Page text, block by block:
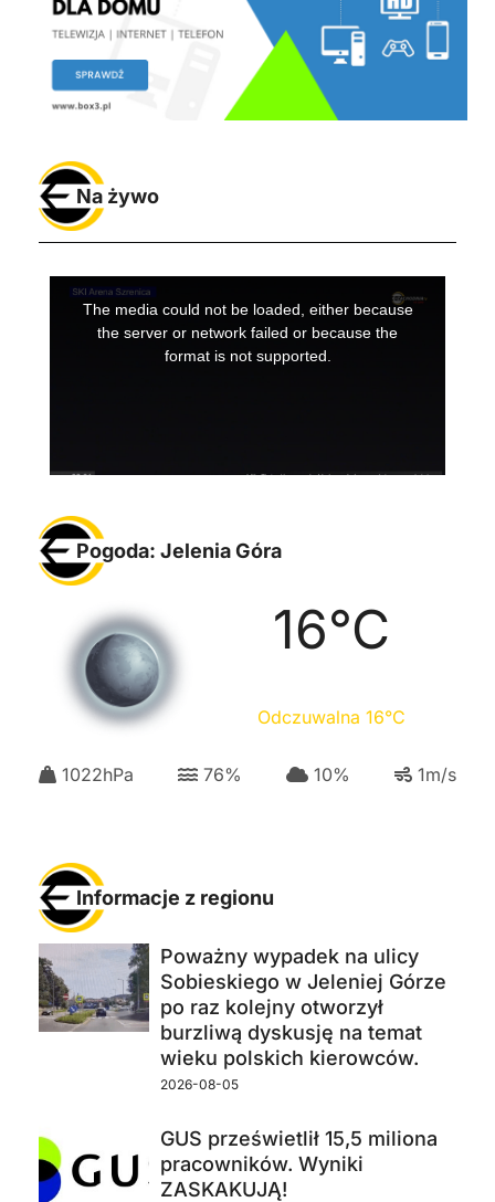
Na żywo
Pogoda: Jelenia Góra
16°C
Odczuwalna 16°C
1022hPa 76% 10% 1m/s
Informacje z regionu
Poważny wypadek na ulicy
Sobieskiego w Jeleniej Górze
po raz kolejny otworzył
burzliwą dyskusję na temat
wieku polskich kierowców.
2026-08-05
GUS prześwietlił 15,5 miliona
pracowników. Wyniki
ZASKAKUJĄ!